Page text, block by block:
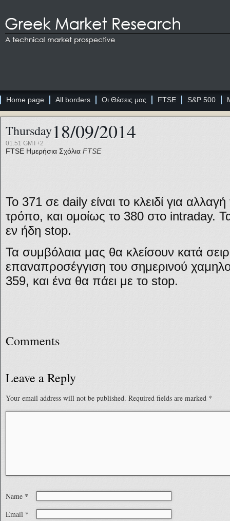
Home page All borders Οι Θέσεις μας FTSE S&P 500
Thursday18/09/2014
01:51 GMT+2
FTSE Ημερήσια Σχόλια FTSE
Το 371 σε daily είναι το κλειδί για
τρόπο, και ομοίως το 380 στο intraday.
εν ήδη stop.
Τα συμβόλαια μας θα κλείσουν κατά
επαναπροσέγγιση του σημερινού
359, και ένα θα πάει με το stop.
Comments
Leave a Reply
Your email address will not be published. Required fields are marked *
Name *
Email *